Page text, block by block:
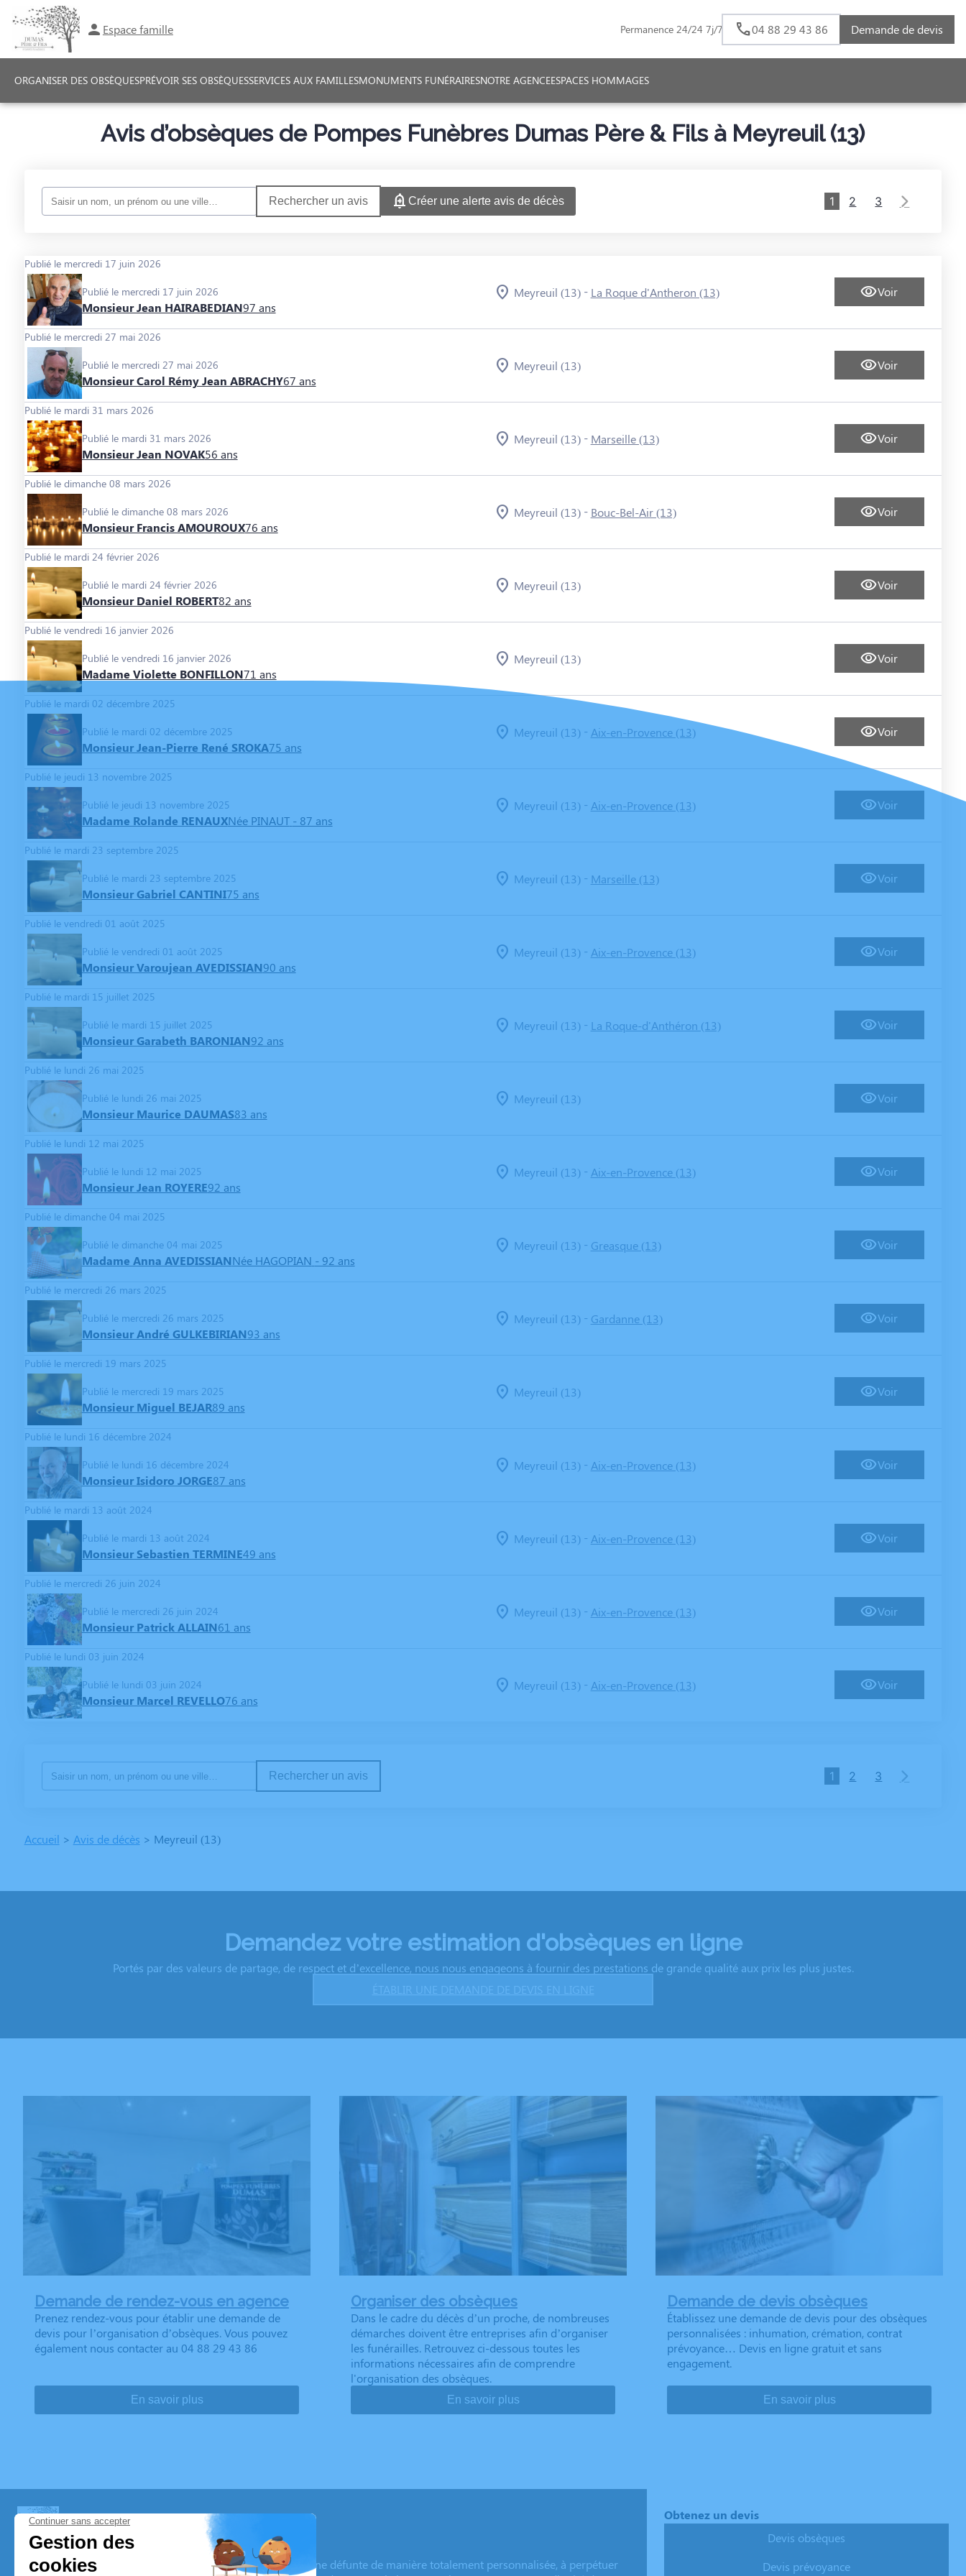
Espace famille Permanence 24/24 7j/7 04 88 29 43 86 Demande de devis
ORGANISER DES OBSÈQUESPRÉVOIR SES OBSÈQUESSERVICES AUX FAMILLESMONUMENTS FUNÉRAIRESNOTRE AGENCEESPACES HOMMAGES
Avis d’obsèques de Pompes Funèbres Dumas Père & Fils à Meyreuil (13)
Rechercher un avis Créer une alerte avis de décès 1 2 3
Publié le mercredi 17 juin 2026
Publié le mercredi 17 juin 2026
Monsieur Jean HAIRABEDIAN97 ans
Meyreuil (13)- La Roque d'Antheron (13) Voir
Publié le mercredi 27 mai 2026
Publié le mercredi 27 mai 2026
Monsieur Carol Rémy Jean ABRACHY67 ans
Meyreuil (13) Voir
Publié le mardi 31 mars 2026
Publié le mardi 31 mars 2026
Monsieur Jean NOVAK56 ans
Meyreuil (13)- Marseille (13) Voir
Publié le dimanche 08 mars 2026
Publié le dimanche 08 mars 2026
Monsieur Francis AMOUROUX76 ans
Meyreuil (13)- Bouc-Bel-Air (13) Voir
Publié le mardi 24 février 2026
Publié le mardi 24 février 2026
Monsieur Daniel ROBERT82 ans
Meyreuil (13) Voir
Publié le vendredi 16 janvier 2026
Publié le vendredi 16 janvier 2026
Madame Violette BONFILLON71 ans
Meyreuil (13) Voir
Publié le mardi 02 décembre 2025
Publié le mardi 02 décembre 2025
Monsieur Jean-Pierre René SROKA75 ans
Meyreuil (13)- Aix-en-Provence (13) Voir
Publié le jeudi 13 novembre 2025
Publié le jeudi 13 novembre 2025
Madame Rolande RENAUXNée PINAUT - 87 ans
Meyreuil (13)- Aix-en-Provence (13) Voir
Publié le mardi 23 septembre 2025
Publié le mardi 23 septembre 2025
Monsieur Gabriel CANTINI75 ans
Meyreuil (13)- Marseille (13) Voir
Publié le vendredi 01 août 2025
Publié le vendredi 01 août 2025
Monsieur Varoujean AVEDISSIAN90 ans
Meyreuil (13)- Aix-en-Provence (13) Voir
Publié le mardi 15 juillet 2025
Publié le mardi 15 juillet 2025
Monsieur Garabeth BARONIAN92 ans
Meyreuil (13)- La Roque-d'Anthéron (13) Voir
Publié le lundi 26 mai 2025
Publié le lundi 26 mai 2025
Monsieur Maurice DAUMAS83 ans
Meyreuil (13) Voir
Publié le lundi 12 mai 2025
Publié le lundi 12 mai 2025
Monsieur Jean ROYERE92 ans
Meyreuil (13)- Aix-en-Provence (13) Voir
Publié le dimanche 04 mai 2025
Publié le dimanche 04 mai 2025
Madame Anna AVEDISSIANNée HAGOPIAN - 92 ans
Meyreuil (13)- Greasque (13) Voir
Publié le mercredi 26 mars 2025
Publié le mercredi 26 mars 2025
Monsieur André GULKEBIRIAN93 ans
Meyreuil (13)- Gardanne (13) Voir
Publié le mercredi 19 mars 2025
Publié le mercredi 19 mars 2025
Monsieur Miguel BEJAR89 ans
Meyreuil (13) Voir
Publié le lundi 16 décembre 2024
Publié le lundi 16 décembre 2024
Monsieur Isidoro JORGE87 ans
Meyreuil (13)- Aix-en-Provence (13) Voir
Publié le mardi 13 août 2024
Publié le mardi 13 août 2024
Monsieur Sebastien TERMINE49 ans
Meyreuil (13)- Aix-en-Provence (13) Voir
Publié le mercredi 26 juin 2024
Publié le mercredi 26 juin 2024
Monsieur Patrick ALLAIN61 ans
Meyreuil (13)- Aix-en-Provence (13) Voir
Publié le lundi 03 juin 2024
Publié le lundi 03 juin 2024
Monsieur Marcel REVELLO76 ans
Meyreuil (13)- Aix-en-Provence (13) Voir
Rechercher un avis 1 2 3
Accueil > Avis de décès > Meyreuil (13)
Demandez votre estimation d'obsèques en ligne
Portés par des valeurs de partage, de respect et d’excellence, nous nous engageons à fournir des prestations de grande qualité aux prix les plus justes.
ÉTABLIR UNE DEMANDE DE DEVIS EN LIGNE
Demande de rendez-vous en agence
Prenez rendez-vous pour établir une demande de
devis pour l’organisation d’obsèques. Vous pouvez
également nous contacter au 04 88 29 43 86
En savoir plus
Organiser des obsèques
Dans le cadre du décès d’un proche, de nombreuses
démarches doivent être entreprises afin d’organiser
les funérailles. Retrouvez ci-dessous toutes les
informations nécessaires afin de comprendre
l'organisation des obsèques.
En savoir plus
Demande de devis obsèques
Établissez une demande de devis pour des obsèques
personnalisées : inhumation, crémation, contrat
prévoyance… Devis en ligne gratuit et sans
engagement.
En savoir plus
Pompes Funèbres Dumas Père & Fils
Nos équipes vous aident à honorer la mémoire de la personne défunte de manière totalement personnalisée, à perpétuer
Obtenez un devis
Devis obsèques
Devis prévoyance